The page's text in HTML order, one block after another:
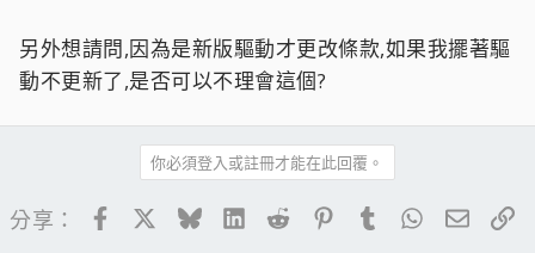
另外想請問,因為是新版驅動才更改條款,如果我擺著驅
動不更新了,是否可以不理會這個?
你必須登入或註冊才能在此回覆。
分享： FacebookBlueskyLinkedIn
Reddit PinterestTumblrWhatsApp
電子